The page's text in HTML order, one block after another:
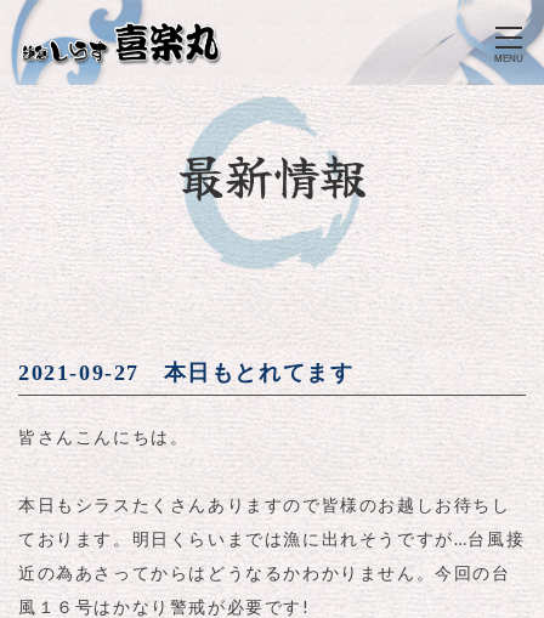
MENU
最新情報
2021-09-27 本日もとれてます
皆さんこんにちは。
本日もシラスたくさんありますので皆様のお越しお待ちし
ております。明日くらいまでは漁に出れそうですが…台風接
近の為あさってからはどうなるかわかりません。今回の台
風１６号はかなり警戒が必要です!